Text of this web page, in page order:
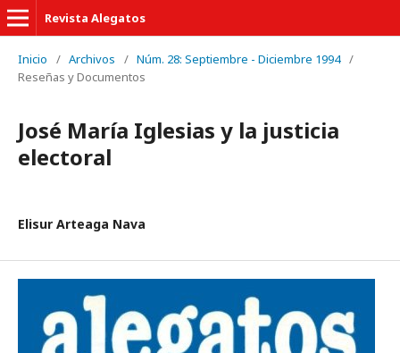
Revista Alegatos
Inicio / Archivos / Núm. 28: Septiembre - Diciembre 1994 /
Reseñas y Documentos
José María Iglesias y la justicia
electoral
Elisur Arteaga Nava